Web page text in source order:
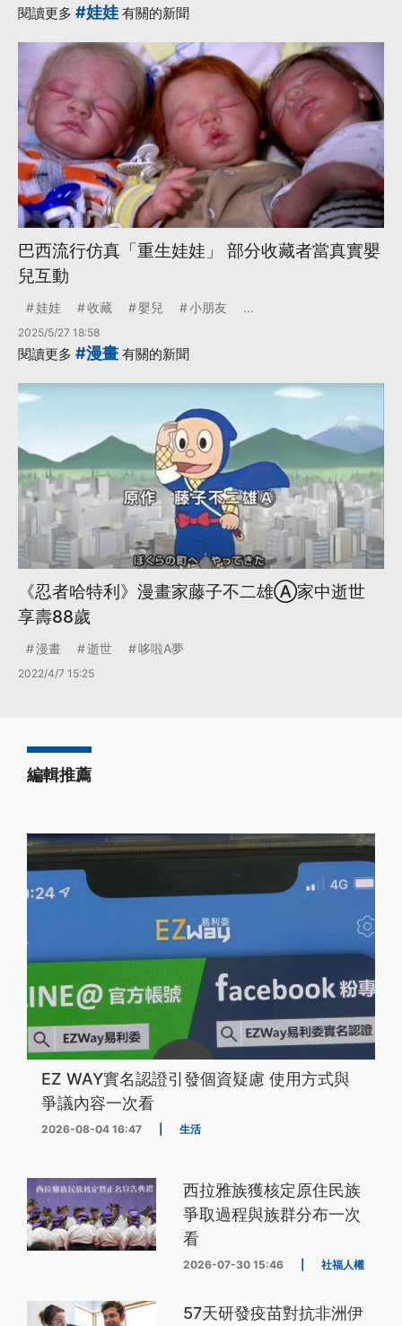
閱讀更多 #娃娃 有關的新聞
巴西流行仿真「重生娃娃」 部分收藏者當真實嬰
兒互動
娃娃 收藏 嬰兒 小朋友 ...
2025/5/27 18:58
閱讀更多 #漫畫 有關的新聞
《忍者哈特利》漫畫家藤子不二雄Ⓐ家中逝世
享壽88歲
漫畫 逝世 哆啦A夢
2022/4/7 15:25
編輯推薦
EZ WAY實名認證引發個資疑慮 使用方式與
爭議內容一次看
2026-08-04 16:47 生活
西拉雅族獲核定原住民族
爭取過程與族群分布一次
看
2026-07-30 15:46 社福人權
57天研發疫苗對抗非洲伊